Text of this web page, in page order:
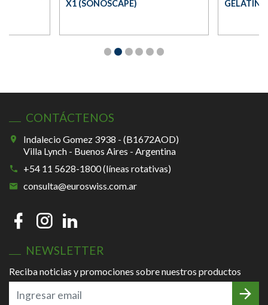
X1 (SONOSCAPE)
CONTÁCTENOS
Indalecio Gomez 3938 - (B1672AOD)
Villa Lynch - Buenos Aires - Argentina
+54 11 5628-1800 (líneas rotativas)
consulta@euroswiss.com.ar
NEWSLETTER
Reciba noticias y promociones sobre nuestros productos